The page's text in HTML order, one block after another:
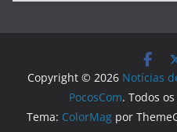
Copyright © 2026 Notícias
PocosCom. Todos
Tema: ColorMag por